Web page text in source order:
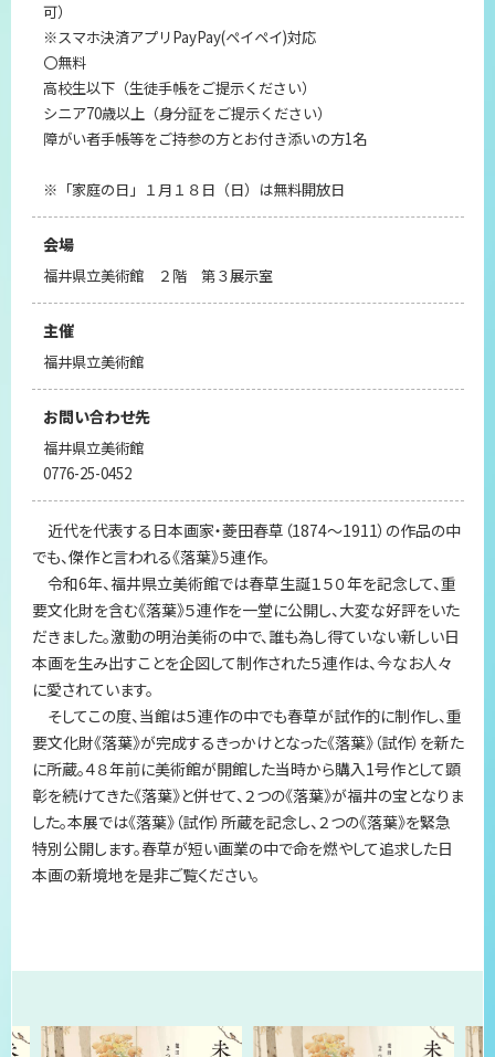
可）
※スマホ決済アプリPayPay(ペイペイ)対応
〇無料
高校生以下（生徒手帳をご提示ください）
シニア70歳以上（身分証をご提示ください）
障がい者手帳等をご持参の方とお付き添いの方1名
※「家庭の日」１月１８日（日）は無料開放日
会場
福井県立美術館 ２階 第３展示室
主催
福井県立美術館
お問い合わせ先
福井県立美術館
0776-25-0452
近代を代表する日本画家・菱田春草（1874～1911）の作品の中
でも、傑作と言われる《落葉》５連作。
令和6年、福井県立美術館では春草生誕１５０年を記念して、重
要文化財を含む《落葉》５連作を一堂に公開し、大変な好評をいた
だきました。激動の明治美術の中で、誰も為し得ていない新しい日
本画を生み出すことを企図して制作された５連作は、今なお人々
に愛されています。
そしてこの度、当館は５連作の中でも春草が試作的に制作し、重
要文化財《落葉》が完成するきっかけとなった《落葉》（試作）を新た
に所蔵。４８年前に美術館が開館した当時から購入1号作として顕
彰を続けてきた《落葉》と併せて、２つの《落葉》が福井の宝となりま
した。本展では《落葉》（試作）所蔵を記念し、２つの《落葉》を緊急
特別公開します。春草が短い画業の中で命を燃やして追求した日
本画の新境地を是非ご覧ください。